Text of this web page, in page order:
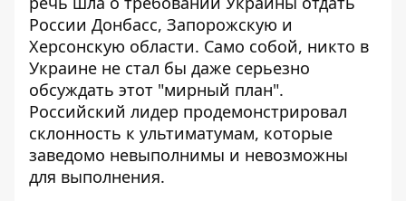
России Донбасс, Запорожскую и
Херсонскую области. Само собой, никто в
Украине не стал бы даже серьезно
обсуждать этот "мирный план".
Российский лидер продемонстрировал
склонность к ультиматумам, которые
заведомо невыполнимы и невозможны
для выполнения.